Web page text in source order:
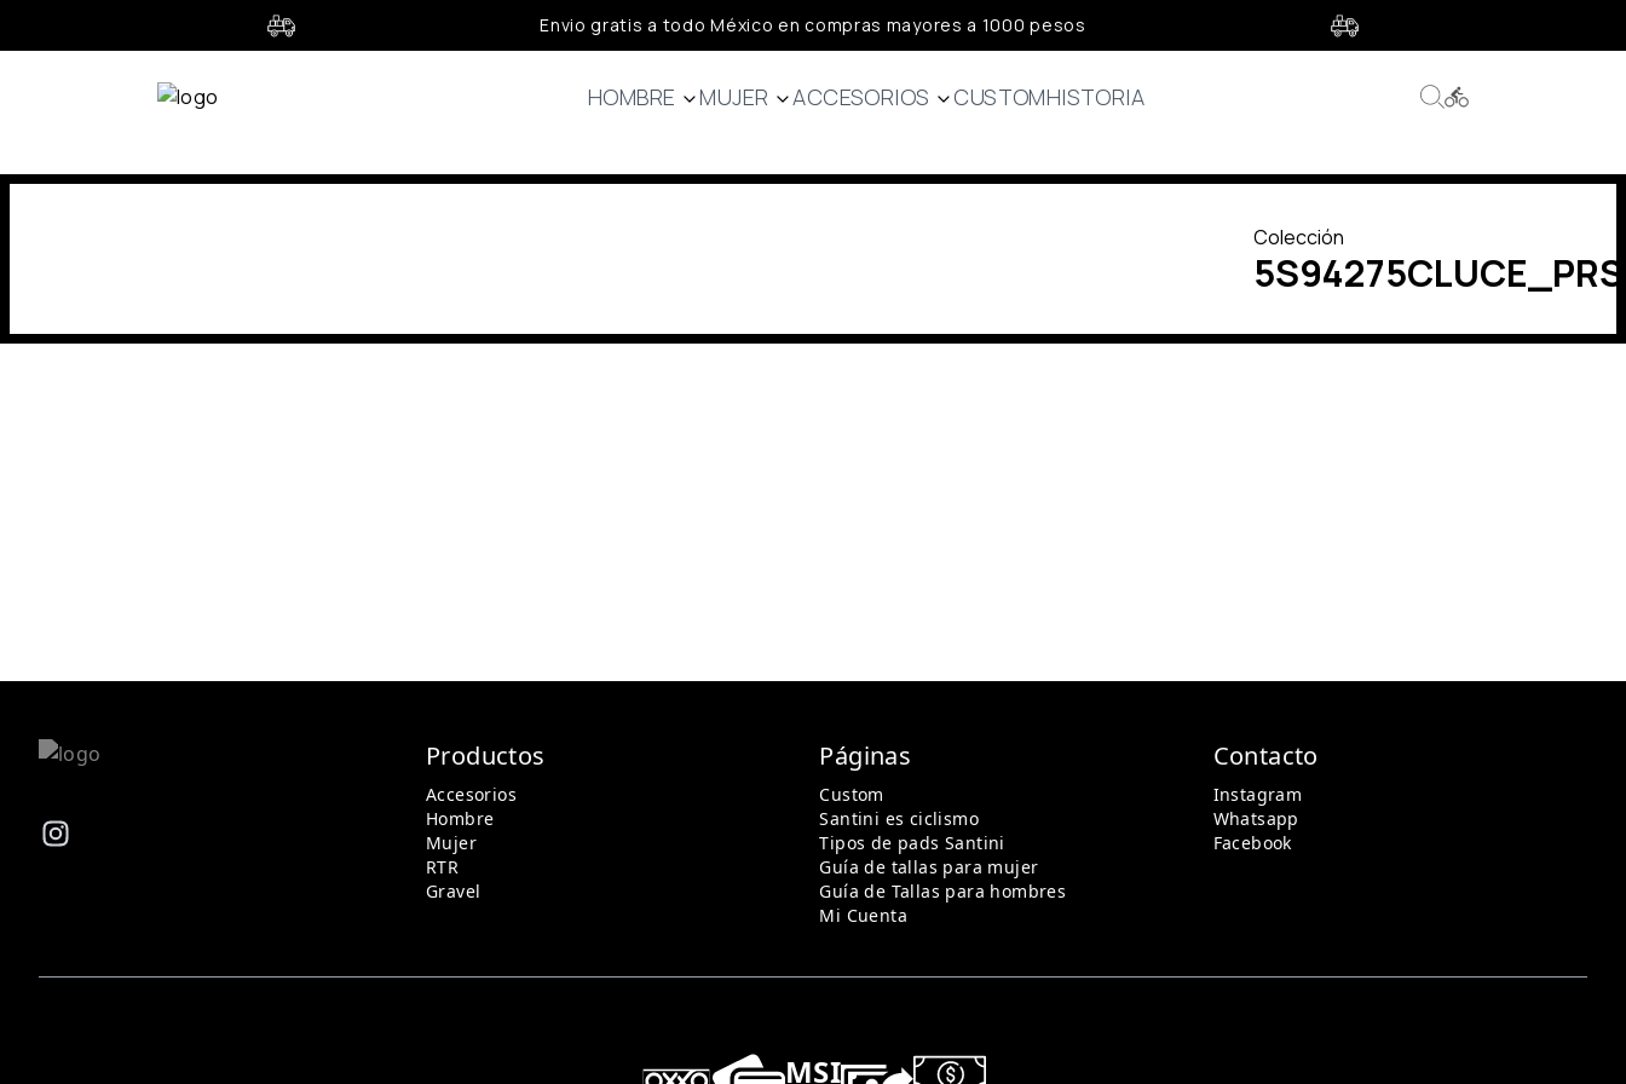
Envio gratis a todo México en compras mayores a 1000 pesos
HOMBRE
Bibs
Capa base
MUJER
Bibs
Chamarras
ACCESORIOS
Guantes
CUSTOMHISTORIA
Colección
Productos
Accesorios
Hombre
Mujer
RTR
Gravel
Páginas
Custom
Santini es ciclismo
Tipos de pads Santini
Guía de tallas para mujer
Guía de Tallas para hombres
Mi Cuenta
Contacto
Instagram
Whatsapp
Facebook
MSI